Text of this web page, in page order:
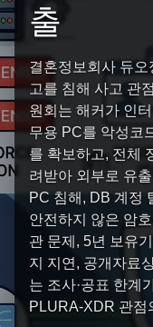
출
결혼정보회사 듀
고를 침해 사고 관
원회는 해커가 인
무용 PC를 악성코
를 확보하고, 전체
려받아 외부로 유
PC 침해, DB 계정
안전하지 않은 암
관 문제, 5년 보유
지 지연, 공개자료
는 조사·공표 한계
PLURA-XDR 관점